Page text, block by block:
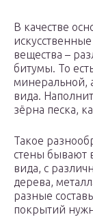
В качестве
вещества –
битумы. То
минеральной,
вида.
зёрна песка,
Такое
стены бывают
вида, с
дерева,
разные
покрытий